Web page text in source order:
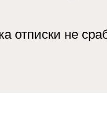
отписки не